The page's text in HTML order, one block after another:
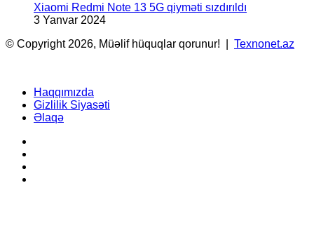
Xiaomi Redmi Note 13 5G qiyməti sızdırıldı
3 Yanvar 2024
© Copyright 2026, Müəlif hüquqlar qorunur! | Texnonet.az
Haqqımızda
Gizlilik Siyasəti
Əlaqə